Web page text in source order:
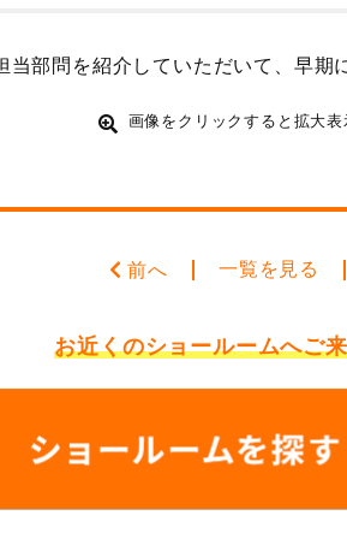
部問を紹介していただいて、早期
画像をクリックすると拡大表
前へ 一覧を見る
お近くのショールームへご